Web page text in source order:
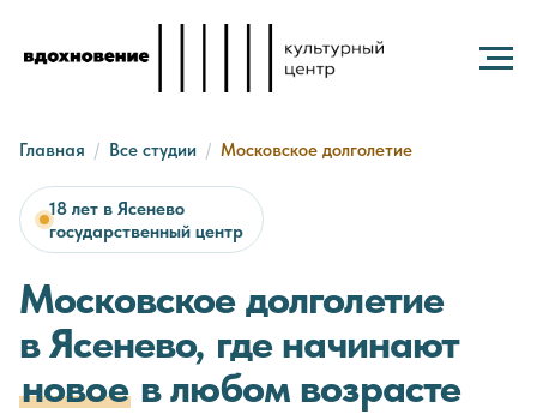
Главная / Все студии / Московское долголетие
18 лет в Ясенево
·государственный центр
Московское долголетие
в Ясенево, где начинают
новоев любом возрасте